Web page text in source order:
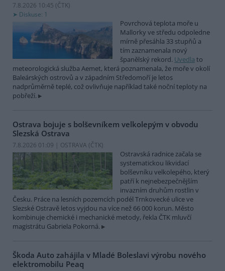
7.8.2026 10:45 (ČTK)
Diskuse: 1
Povrchová teplota moře u
Mallorky ve středu odpoledne
mírně přesáhla 33 stupňů a
tím zaznamenala nový
španělský rekord. Uvedla to
meteorologická služba Aemet, která poznamenala, že moře v okolí
Baleárských ostrovů a v západním Středomoří je letos
nadprůměrně teplé, což ovlivňuje například také noční teploty na
pobřeží.
Ostrava bojuje s bolševníkem velkolepým v obvodu
Slezská Ostrava
7.8.2026 01:09 | OSTRAVA (ČTK)
Ostravská radnice začala se
systematickou likvidací
bolševníku velkolepého, který
patří k nejnebezpečnějším
invazním druhům rostlin v
Česku. Práce na lesních pozemcích podél Trnkovecké ulice ve
Slezské Ostravě letos vyjdou na více než 66 000 korun. Město
kombinuje chemické i mechanické metody, řekla ČTK mluvčí
magistrátu Gabriela Pokorná.
Škoda Auto zahájila v Mladé Boleslavi výrobu nového
elektromobilu Peaq